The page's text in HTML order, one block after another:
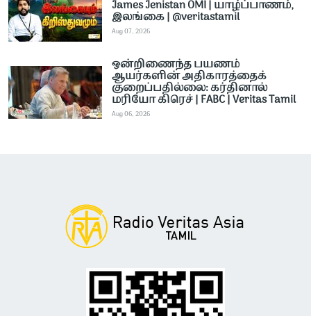
James Jenistan OMI | யாழ்ப்பாணம்,
இலங்கை | @veritastamil ​
Aug 07, 2026
ஒன்றிணைந்த பயணம்
ஆயர்களின் அதிகாரத்தைக்
குறைப்பதில்லை: கர்தினால்
மரியோ கிரெச் | FABC | Veritas Tamil
Aug 06, 2026